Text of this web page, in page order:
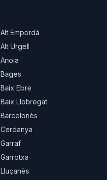
Alt Empordà
Alt Urgell
Anoia
Bages
Baix Ebre
Baix Llobregat
Barcelonès
Cerdanya
Garraf
Garrotxa
Lluçanès